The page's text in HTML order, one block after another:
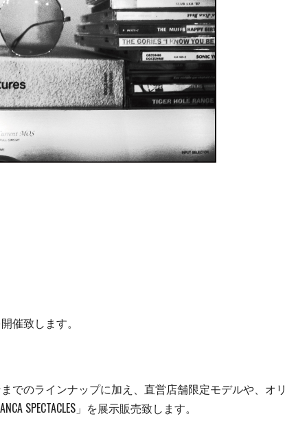
催致します。
でのラインナップに加え、直営店舗限定モデルや、オリ
SPECTACLES」を展示販売致します。